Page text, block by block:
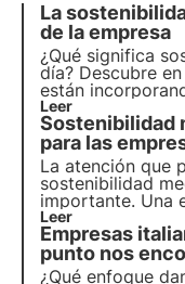
La
de la empresa
¿Qué significa
día? Descubre
están
estrategia y su
objetivos de la
Píldoras del
Leer
Sostenibilidad
para las
La atención que
sostenibilidad
importante. Una
la transición
necesidad.
crecer e impulsar
Leer
Empresas
punto nos
¿Qué enfoque